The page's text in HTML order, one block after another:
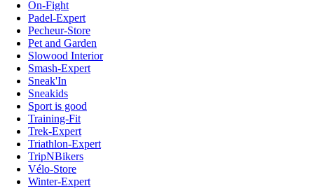
On-Fight
Padel-Expert
Pecheur-Store
Pet and Garden
Slowood Interior
Smash-Expert
Sneak'In
Sneakids
Sport is good
Training-Fit
Trek-Expert
Triathlon-Expert
TripNBikers
Vélo-Store
Winter-Expert